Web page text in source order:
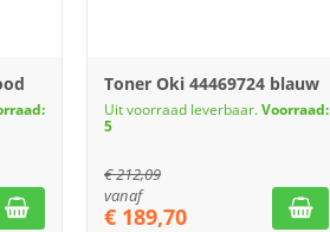
Toner Oki 44469724 blauw
Uit voorraad leverbaar.Voorraad:
5
€212,09
vanaf
€ 189,70